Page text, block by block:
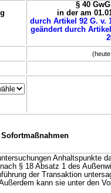
§ 40
in der am
durch Artikel 92 G. v.
geändert durch
Sofortmaßnahmen
Anhaltspunkte
§ 18 Absatz 1 des
der Transaktion
kann sie unter den